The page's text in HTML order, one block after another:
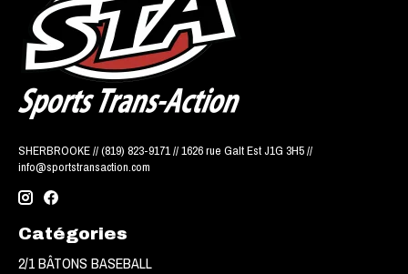
SHERBROOKE // (819) 823-9171 // 1626 rue Galt Est J1G 3H5 //
info@sportstransaction.com
Catégories
2/1 BÂTONS BASEBALL